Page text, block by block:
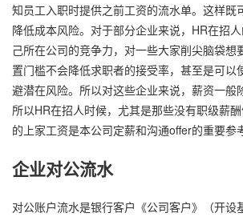
知员工入职时提供之前工资的流水单。这样既
降低成本风险。对于部分企业来说，HR在招
己所在公司的竞争力，对一些大家削尖脑袋想
置门槛不会降低求职者的接受率，甚至是可以
避潜在风险。所以对这些企业来说，薪资一般
所以HR在招人时候，尤其是那些没有职级薪
的上家工资是本公司定薪和沟通offer的重要参
企业对公流水
对公账户流水是银行客户《公司客户》（开设